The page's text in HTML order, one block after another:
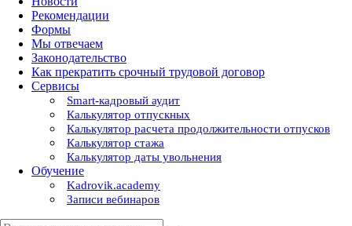
Рекомендации
Формы
Мы отвечаем
Законодательство
Как прекратить срочный трудовой договор
Сервисы
Smart-кадровый аудит
Калькулятор отпускных
Калькулятор расчета продолжительности отпусков
Калькулятор стажа
Калькулятор даты увольнения
Обучение
Kadrovik.academy
Записи вебинаров